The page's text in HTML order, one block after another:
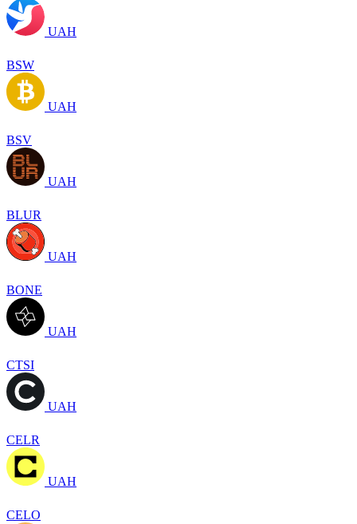
UAH
BSW
UAH
BSV
UAH
BLUR
UAH
BONE
UAH
CTSI
UAH
CELR
UAH
CELO